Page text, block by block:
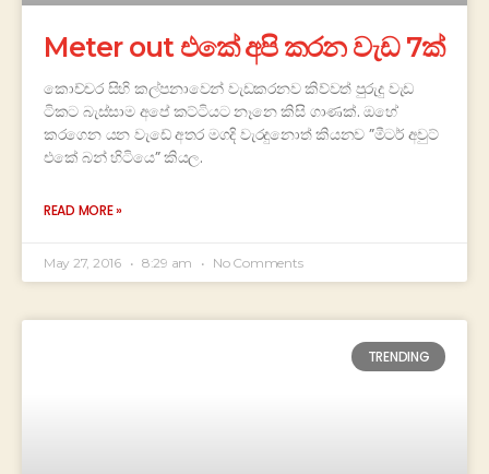
Meter out එකේ අපි කරන වැඩ 7ක්
කොච්චර සිහි කල්පනාවෙන් වැඩකරනව කිව්වත් පුරුදු වැඩ
ටිකට බැස්සාම අපේ කට්ටියට නෑනෙ කිසි ගාණක්. ඔහේ
කරගෙන යන වැඩේ අතර මගදි වැරදුනොත් කියනව ”මීටර් අවුට්
එකේ බන් හිටියෙ” කියල.
READ MORE »
May 27, 2016 8:29 am No Comments
TRENDING